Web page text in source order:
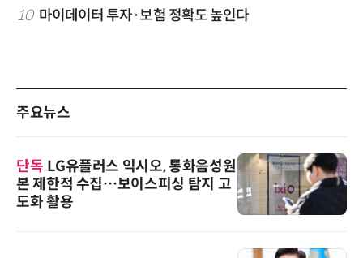
10 마이데이터 투자·보험 정확도 높인다
주요뉴스
단독 LG유플러스 익시오, 통화음성원
본 제한적 수집…보이스피싱 탐지 고
도화 활용